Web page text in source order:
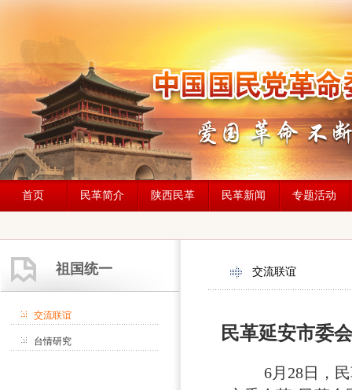
首页 民革简介 陕西民革 民革新闻 专题活动
祖国统一
交流联谊
台情研究
交流联谊
民革延安市委
6月28日，民